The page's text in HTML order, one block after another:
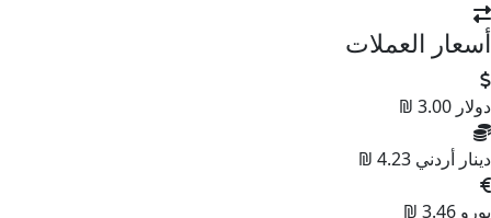
أسعار العملات
دولار 3.00 ₪
دينار أردني 4.23 ₪
يورو 3.46 ₪